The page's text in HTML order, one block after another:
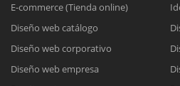
E-commerce (Tienda online)
Diseño web catálogo
Diseño web corporativo
Diseño web empresa